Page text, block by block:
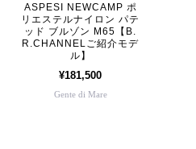
ASPESI NEWCAMP ポ
リエステルナイロン パテ
ッド ブルゾン M65【B.
R.CHANNELご紹介モデ
ル】
¥181,500
Gente di Mare